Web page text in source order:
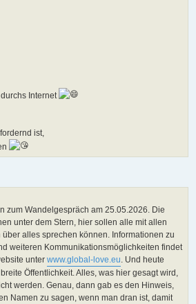
Internet
ist,
zum Wandelgespräch am 25.05.2026. Die
unter dem Stern, hier sollen alle mit allen
alles sprechen können. Informationen zu
weiteren Kommunikationsmöglichkeiten findet
unter www.global-love.eu . Und heute
Öffentlichkeit. Alles, was hier gesagt wird,
werden. Genau, dann gab es den Hinweis,
Namen zu sagen, wenn man dran ist, damit